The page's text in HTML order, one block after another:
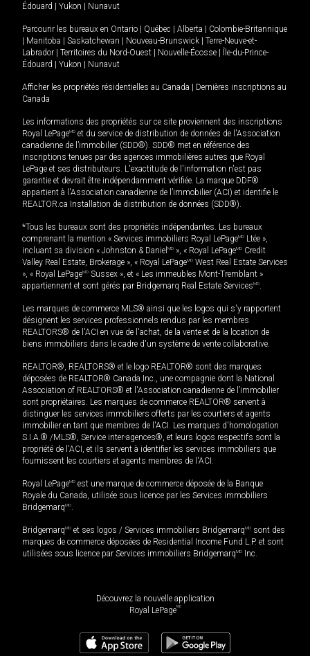
Édouard | Yukon | Nunavut
Parcourir les bureaux en Ontario | Québec | Alberta | Colombie-Britannique
| Manitoba | Saskatchewan | Nouveau-Brunswick | Terre-Neuve-et-
Labrador | Territoires du Nord-Ouest | Nouvelle-Écosse | Île-du-Prince-
Édouard | Yukon | Nunavut
Afficher les propriétés résidentielles au Canada | Dernières inscriptions au
Canada
Les informations des propriétés sur ce site proviennent des inscriptions
Royal LePageMD et du service de distribution de données de l'Association
canadienne de l’immobilier (SDD®). SDD® met en référence des
inscriptions tenues par des agences immobilières autres que Royal
LePage et ses distributeurs. L'exactitude de l'information n'est pas
garantie et devrait être indépendamment vérifiée. La marque DDF®
appartient à l'Association canadienne de l’immobilier (ACI) et identifie le
REALTOR.ca Installation de distribution de données (SDD®).
*Tous les bureaux sont des propriétés indépendantes. Les bureaux
comprenant la mention « Services immobiliers Royal LePageMD Ltée »,
incluant sa division « Johnston & Daniel MD », « Royal LePageMD Credit
Valley Real Estate, Brokerage », « Royal LePageMD West Real Estate Services
», « Royal LePageMD Sussex », et « Les immeubles Mont-Tremblant »
appartiennent et sont gérés par Bridgemarq Real Estate ServicesMD
Les marques de commerce MLS® ainsi que les logos qui s'y rapportent
désignent les services professionnels rendus par les membres
REALTORS® de l'ACI en vue de l'achat, de la vente et de la location de
biens immobiliers dans le cadre d'un système de vente collaborative.
REALTOR®, REALTORS® et le logo REALTOR® sont des marques
déposées de REALTOR® Canada Inc., une compagnie dont la National
Association of REALTORS® et l'Association canadienne de l’immobilier
sont propriétaires. Les marques de commerce REALTOR® servent à
distinguer les services immobiliers offerts par les courtiers et agents
immobilier en tant que membres de l'ACI. Les marques d'homologation
S.I.A.® /MLS®, Service inter-agences®, et leurs logos respectifs sont la
propriété de l'ACI, et ils servent à identifier les services immobiliers que
fournissent les courtiers et agents membres de l'ACI.
Royal LePageMD est une marque de commerce déposée de la Banque
Royale du Canada, utilisée sous licence par les Services immobiliers
BridgemarqMD
BridgemarqMD et ses logos / Services immobiliers BridgemarqMD sont des
marques de commerce déposées de Residential Income Fund L.P. et sont
utilisées sous licence par Services immobiliers BridgemarqMD Inc.
Découvrez la nouvelle application
Royal LePageMD